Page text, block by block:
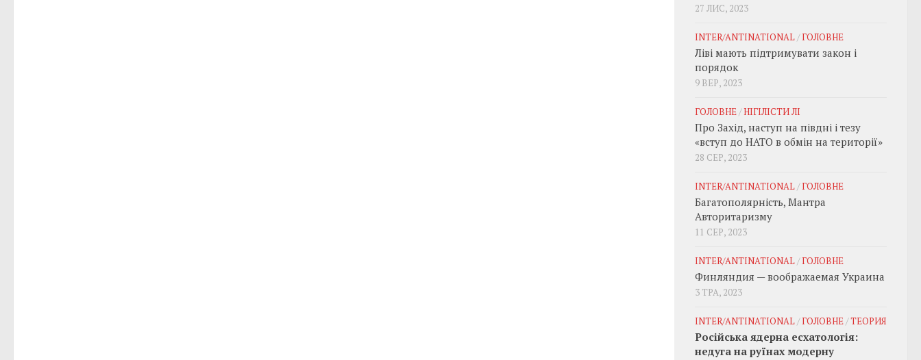
27 ЛИС, 2023
INTER/ANTINATIONAL/ГОЛОВНЕ
Ліві мають підтримувати закон і
порядок
9 ВЕР, 2023
ГОЛОВНЕ/НІГІЛІСТИ ЛІ
Про Захід, наступ на півдні і тезу
«вступ до НАТО в обмін на території»
28 СЕР, 2023
INTER/ANTINATIONAL/ГОЛОВНЕ
Багатополярність, Мантра
Авторитаризму
11 СЕР, 2023
INTER/ANTINATIONAL/ГОЛОВНЕ
Финляндия — воображаемая Украина
3 ТРА, 2023
INTER/ANTINATIONAL/ГОЛОВНЕ/ТЕОРИЯ
Російська ядерна есхатологія:
недуга на руїнах модерну